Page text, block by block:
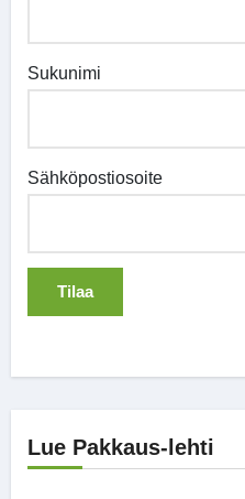
Sukunimi
Sähköpostiosoite
Lue Pakkaus-lehti